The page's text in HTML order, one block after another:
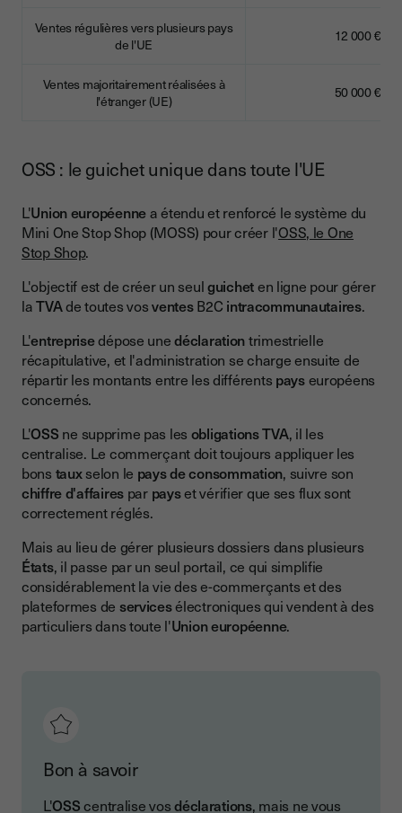
Ventes régulières vers plusieurs pays
de l'UE
12 000 €
Ventes majoritairement réalisées à
l'étranger (UE)
50 000 €
OSS : le guichet unique dans toute l'UE
L'Union européennea étendu et renforcé le système du
Mini One Stop Shop (MOSS) pour créer l'OSS, le One
Stop Shop.
L'objectif est de créer un seulguicheten ligne pour gérer
laTVAde toutes vosventesB2C intracommunautaires.
L'entreprisedépose unedéclarationtrimestrielle
récapitulative, et l'administration se charge ensuite de
répartir les montants entre les différents payseuropéens
concernés.
L'OSS ne supprime pas les obligations TVA, il les
centralise. Le commerçant doit toujours appliquer les
bons tauxselon le pays de consommation, suivre son
chiffre d'affairespar payset vérifier que ses flux sont
correctement réglés.
Mais au lieu de gérer plusieurs dossiers dans plusieurs
États, il passe par un seul portail, ce qui simplifie
considérablement la vie des e-commerçants et des
plateformes de servicesélectroniques qui vendent à des
particuliers dans toute l'Union européenne.
Bon à savoir
L'OSS centralise vosdéclarations, mais ne vous